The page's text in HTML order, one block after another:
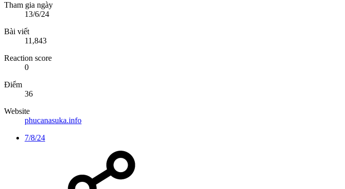
Tham gia ngày
13/6/24
Bài viết
11,843
Reaction score
0
Điểm
36
Website
phucanasuka.info
7/8/24